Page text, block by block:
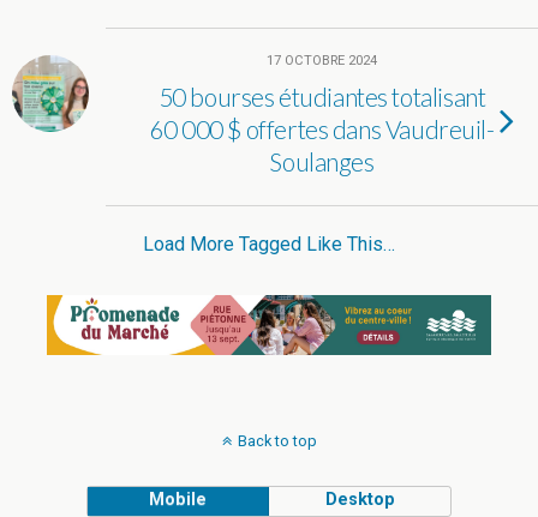
17 OCTOBRE 2024
50 bourses étudiantes totalisant
60 000 $ offertes dans Vaudreuil-
Soulanges
Load More Tagged Like This…
Back to top
Mobile Desktop